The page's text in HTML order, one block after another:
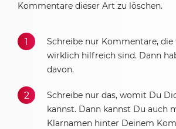
Kommentare dieser Art zu löschen.
Schreibe nur Kommentare, die
wirklich hilfreich sind. Dann
davon.
Schreibe nur das, womit Du
kannst. Dann kannst Du auch
Klarnamen hinter Deinem